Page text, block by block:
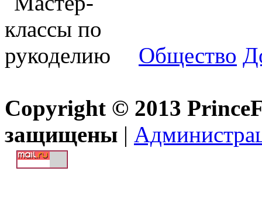
Общество
Copyright © 2013
защищены |